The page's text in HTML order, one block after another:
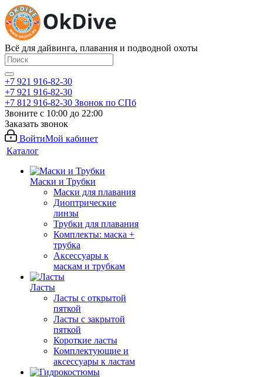
Всё для дайвинга, плавания и подводной охоты
+7 921 916-82-30
+7 921 916-82-30
+7 812 916-82-30 Звонок по СПб
Звоните с 10:00 до 22:00
Заказать звонок
ВойтиМой кабинет
Каталог
Маски и Трубки
Маски для плавания
Диоптрические
линзы
Трубки для плавания
Комплекты: маска +
трубка
Аксессуары к
маскам и трубкам
Ласты
Ласты с открытой
пяткой
Ласты с закрытой
пяткой
Короткие ласты
Комплектующие и
аксессуары к ластам